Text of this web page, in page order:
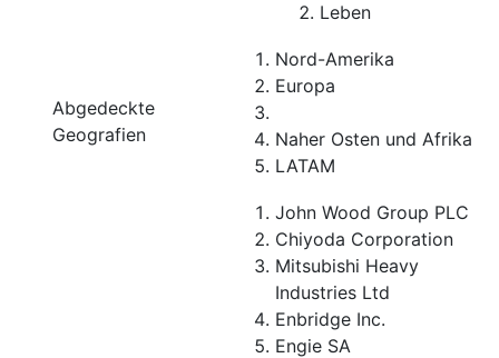
Leben
Abgedeckte
Geografien
Nord-Amerika
Europa
Naher Osten und Afrika
LATAM
John Wood Group PLC
Chiyoda Corporation
Mitsubishi Heavy
Industries Ltd
Enbridge Inc.
Engie SA